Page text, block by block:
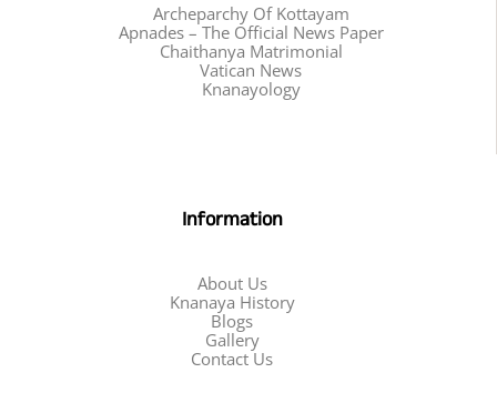
Archeparchy Of Kottayam
Apnades – The Official News Paper
Chaithanya Matrimonial
Vatican News
Knanayology
Information
About Us
Knanaya History
Blogs
Gallery
Contact Us